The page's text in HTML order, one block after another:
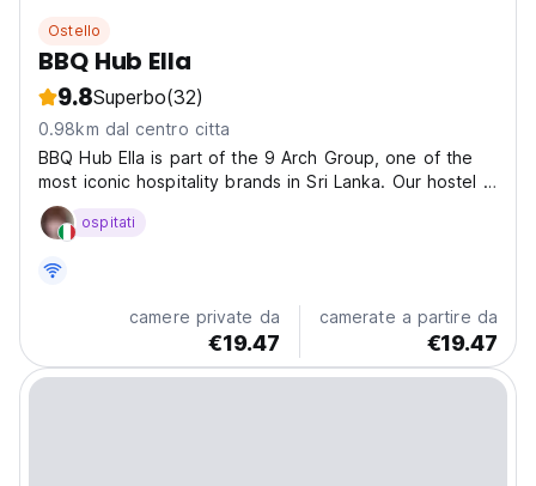
Ostello
BBQ Hub Ella
9.8Superbo(32)
0.98km dal centro citta
BBQ Hub Ella is part of the 9 Arch Group, one of the
most iconic hospitality brands in Sri Lanka. Our hostel is
conveniently located within a few minutes’ walk from
the Ella railway station and city centre, making it easy
ospitati
camere private da
€19.47
camerate a partire da
€19.47